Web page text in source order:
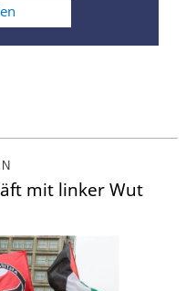
mit linker Wut